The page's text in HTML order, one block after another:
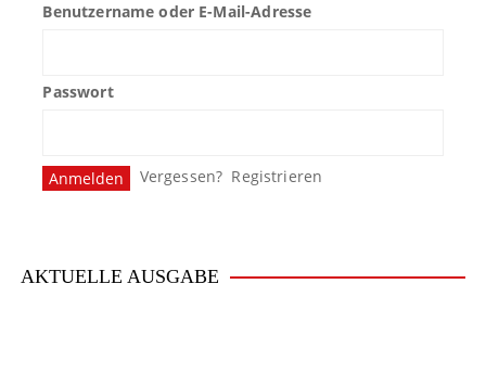
i
Benutzername oder E-Mail-Adresse
Passwort
Vergessen? Registrieren
AKTUELLE AUSGABE